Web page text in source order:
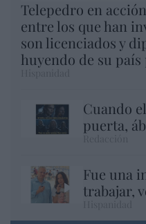
Telepedro en
entre los que han
son licenciados y
huyendo de su
Cuando
puerta,
Fue una
trabajar,